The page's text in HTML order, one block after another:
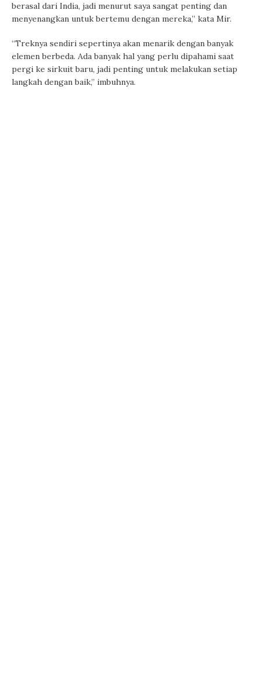
berasal dari India, jadi menurut saya sangat penting dan
menyenangkan untuk bertemu dengan mereka,” kata Mir.
“Treknya sendiri sepertinya akan menarik dengan banyak
elemen berbeda. Ada banyak hal yang perlu dipahami saat
pergi ke sirkuit baru, jadi penting untuk melakukan setiap
langkah dengan baik,” imbuhnya.